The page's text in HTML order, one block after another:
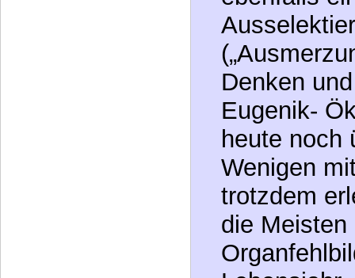
aber
Todesurteil).
Kinder mit
ebenfalls
Denken
Eugenik-
heute noch